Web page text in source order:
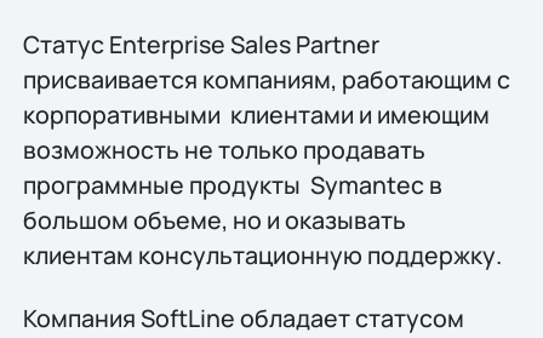
Статус Enterprise Sales Partner
присваивается компаниям, работающим с
корпоративными клиентами и имеющим
возможность не только продавать
программные продукты Symantec в
большом объеме, но и оказывать
клиентам консультационную поддержку.
Компания SoftLine обладает статусом